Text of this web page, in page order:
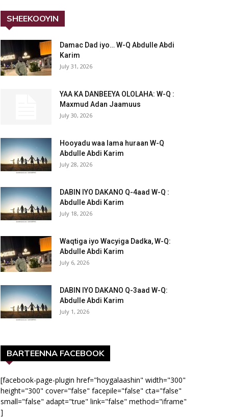
SHEEKOOYIN
Damac Dad iyo… W-Q Abdulle Abdi
Karim
July 31, 2026
YAA KA DANBEEYA OLOLAHA: W-Q :
Maxmud Adan Jaamuus
July 30, 2026
Hooyadu waa lama huraan W-Q
Abdulle Abdi Karim
July 28, 2026
DABIN IYO DAKANO Q-4aad W-Q :
Abdulle Abdi Karim
July 18, 2026
Waqtiga iyo Wacyiga Dadka, W-Q:
Abdulle Abdi Karim
July 6, 2026
DABIN IYO DAKANO Q-3aad W-Q:
Abdulle Abdi Karim
July 1, 2026
BARTEENNA FACEBOOK
[facebook-page-plugin href="hoygalaashin" width="300"
height="300" cover="false" facepile="false" cta="false"
small="false" adapt="true" link="false" method="iframe"
]